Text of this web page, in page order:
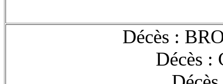
Décès :
Décès :